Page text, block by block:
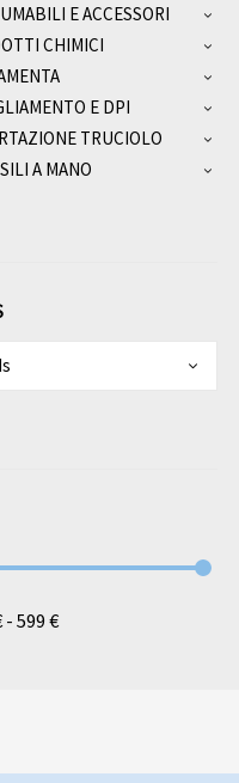
E ACCESSORI
CHIMICI
E DPI
TRUCIOLO
A MANO
- 599 €